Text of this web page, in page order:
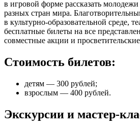
в игровой форме рассказать молодежи
разных стран мира.
в культурно-образовательной среде,
бесплатные билеты на все
совместные акции и
Стоимость билетов:
детям — 300 рублей;
взрослым — 400 рублей.
Экскурсии и мастер-